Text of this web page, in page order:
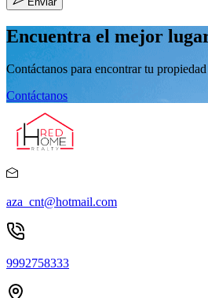
Encuentra el mejor
Contáctanos para encontrar tu
Contáctanos
aza_cnt@hotmail.com
9992758333